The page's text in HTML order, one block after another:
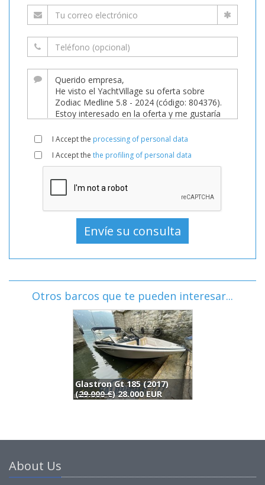
I Accept the processing of personal data
I Accept the the profiling of personal data
Otros barcos que te pueden interesar...
Glastron Gt 185 (2017)
(29.000 €) 28.000 EUR
About Us